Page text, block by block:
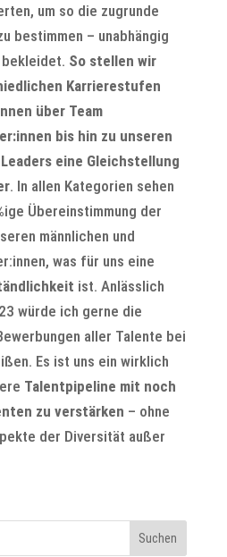
um so die zugrunde
bestimmen – unabhängig
So stellen wir
Karrierestufen
über Team
bis hin zu unseren
eine Gleichstellung
. In allen Kategorien sehen
Übereinstimmung der
männlichen und
was für uns eine
ist. Anlässlich
würde ich gerne die
aller Talente bei
Es ist uns ein wirklich
Talentpipeline mit noch
zu verstärken – ohne
der Diversität außer